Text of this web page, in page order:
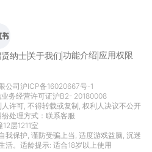
纳士关于我们功能介绍 应用权限
公司沪ICP备16020667号-1
务经营许可证沪B2- 20180008
许可, 不得转载或复制, 权利人决议不公开
处理方式： 联系客服
层1211室
我保护, 谨防受骗上当, 适度游戏益脑, 沉迷
活。适龄提示: 适合18岁以上使用